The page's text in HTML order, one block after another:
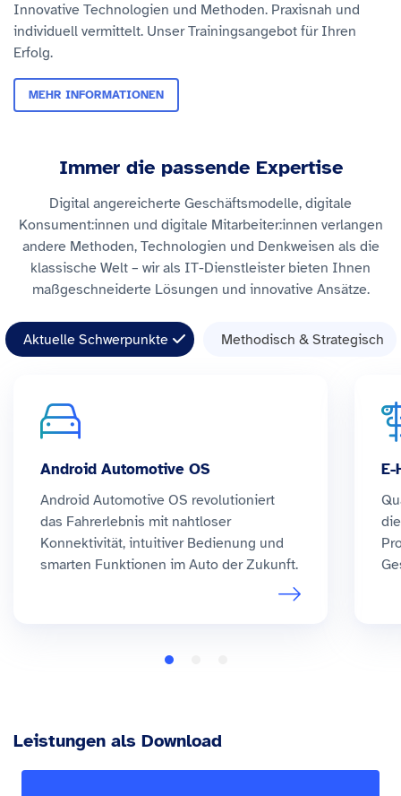
Innovative Technologien und Methoden. Praxisnah und
individuell vermittelt. Unser Trainingsangebot für Ihren
Erfolg.
MEHR INFORMATIONEN
Immer die passende Expertise
Digital angereicherte Geschäftsmodelle, digitale
Konsument:innen und digitale Mitarbeiter:innen verlangen
andere Methoden, Technologien und Denkweisen als die
klassische Welt – wir als IT-Dienstleister bieten Ihnen
maßgeschneiderte Lösungen und innovative Ansätze.
Aktuelle Schwerpunkte Methodisch & Strategisch
Android Automotive OS
Android Automotive OS revolutioniert
das Fahrerlebnis mit nahtloser
Konnektivität, intuitiver Bedienung und
smarten Funktionen im Auto der Zukunft.
E-
Leistungen als Download